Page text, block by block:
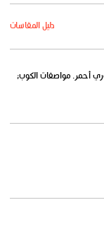
دليل المقاسات
أحمر. مواصفات الكوب: